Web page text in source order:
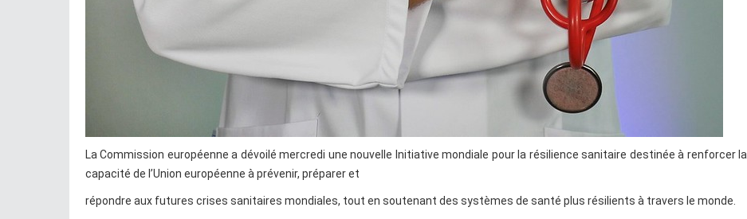
La Commission européenne a dévoilé mercredi une nouvelle Initiative mondiale pour la résilience sanitaire destinée à renforcer la
capacité de l’Union européenne à prévenir, préparer et
répondre aux futures crises sanitaires mondiales, tout en soutenant des systèmes de santé plus résilients à travers le monde.